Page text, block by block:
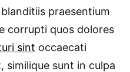
praesentium
corrupti quos dolores
sint occaecati
sunt in culpa